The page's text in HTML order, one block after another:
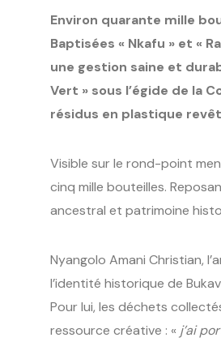
Environ quarante mille
Baptisées « Nkafu » et «
une gestion saine et
Vert » sous l’égide de la
résidus en plastique
Visible sur le rond-point
cinq mille bouteilles.
ancestral et patrimoine
Nyangolo Amani Christian,
l’identité historique de
Pour lui, les déchets
ressource créative : « j’ai